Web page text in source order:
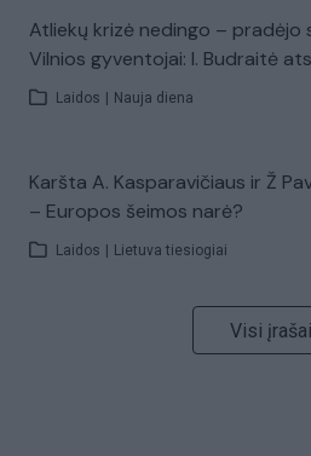
Atliekų krizė nedingo – pradėjo
Vilnios gyventojai: I. Budraitė
Laidos Nauja diena
Karšta A. Kasparavičiaus ir Ž
– Europos šeimos narė?
Laidos Lietuva tiesiogiai
Visi įrašai